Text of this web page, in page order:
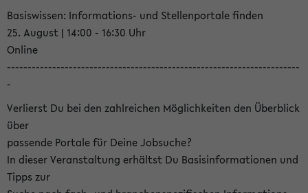
Basiswissen: Informations- und Stellenportale finden
25. August | 14:00 - 16:30 Uhr
Online
-----------------------------------------------------------------------
-
Verlierst Du bei den zahlreichen Möglichkeiten den Überblick
über
passende Portale für Deine Jobsuche?
In dieser Veranstaltung erhältst Du Basisinformationen und
Tipps zur